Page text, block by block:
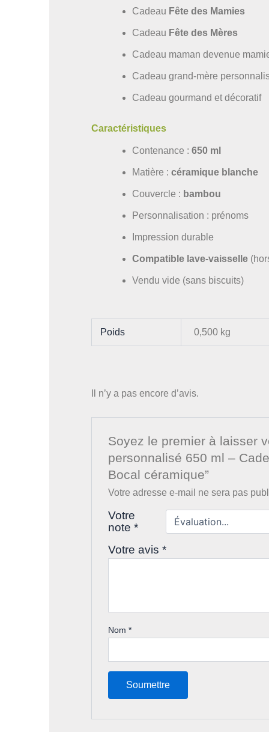
Cadeau Fête des Mamies
Cadeau Fête des Mères
Cadeau maman devenue
Cadeau grand-mère
Cadeau gourmand et décoratif
Caractéristiques
Contenance : 650 ml
Matière : céramique blanche
Couvercle : bambou
Personnalisation : prénoms
Impression durable
Compatible lave-vaisselle
Vendu vide (sans biscuits)
Poids 0,500 kg
Il n’y a pas encore d’avis.
Soyez le premier à laisser
personnalisé 650 ml –
Bocal céramique”
Votre adresse e-mail ne sera pas
Votre
note *
Votre avis *
Nom *